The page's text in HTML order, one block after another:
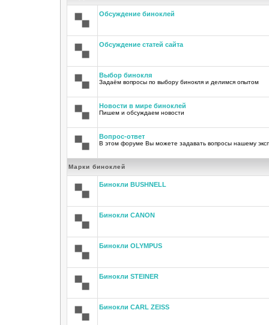
Обсуждение биноклей
Обсуждение статей сайта
Выбор бинокля
Задаём вопросы по выбору бинокля и делимся опытом
Новости в мире биноклей
Пишем и обсуждаем новости
Вопрос-ответ
В этом форуме Вы можете задавать вопросы нашему
Марки биноклей
Бинокли BUSHNELL
Бинокли CANON
Бинокли OLYMPUS
Бинокли STEINER
Бинокли CARL ZEISS